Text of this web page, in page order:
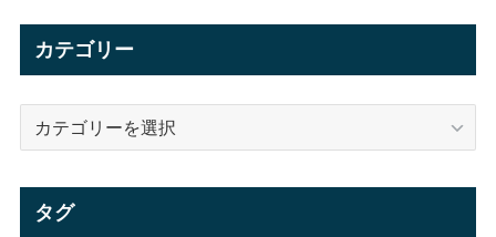
カテゴリー
タグ